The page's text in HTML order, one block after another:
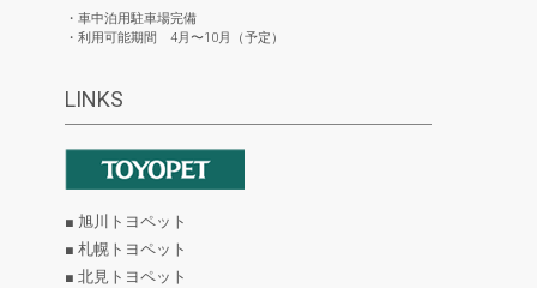
・車中泊用駐車場完備
・利用可能期間 4月〜10月（予定）
LINKS
■ 旭川トヨペット
■ 札幌トヨペット
■ 北見トヨペット